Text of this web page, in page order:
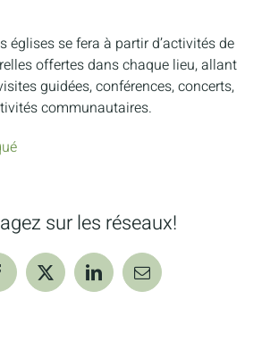
églises se fera à partir d’activités de
offertes dans chaque lieu, allant
guidées, conférences, concerts,
communautaires.
sur les réseaux!
X LinkedInCourriel